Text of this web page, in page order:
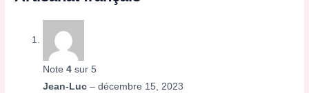
Note4 sur 5
Jean-Luc– décembre 15, 2023